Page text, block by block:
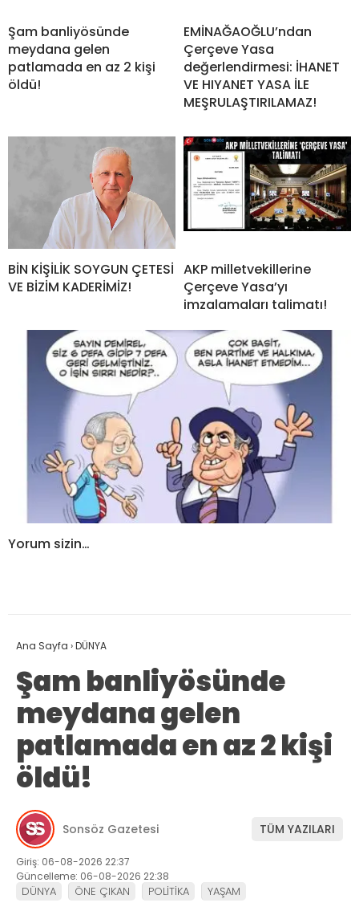
Şam banliyösünde
meydana gelen
patlamada en az 2 kişi
öldü!
EMİNAĞAOĞLU’ndan
Çerçeve Yasa
değerlendirmesi: İHANET
VE HIYANET YASA İLE
MEŞRULAŞTIRILAMAZ!
BİN KİŞİLİK SOYGUN ÇETESİ
VE BİZİM KADERİMİZ!
AKP milletvekillerine
Çerçeve Yasa’yı
imzalamaları talimatı!
Yorum sizin…
Ana Sayfa ›DÜNYA
Şam banliyösünde
meydana gelen
patlamada en az 2 kişi
öldü!
Sonsöz Gazetesi TÜM YAZILARI
Giriş: 06-08-2026 22:37
Güncelleme: 06-08-2026 22:38
DÜNYA ÖNE ÇIKAN POLİTİKA YAŞAM